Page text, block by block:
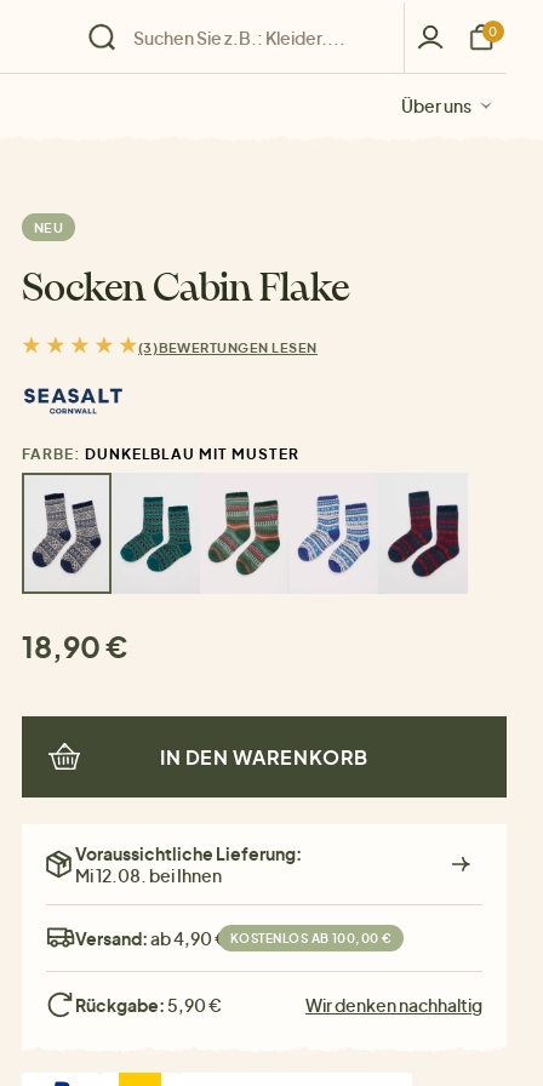
Über uns
Über uns
Über uns
Über uns
Über uns
0
NEU
Socken Cabin Flake
(3)BEWERTUNGEN LESEN
FARBE: DUNKELBLAU MIT MUSTER
18,90 €
IN DEN WARENKORB
Voraussichtliche Lieferung:
Mi 12.08. bei Ihnen
Versand:ab 4,90 € KOSTENLOS AB 100,00 €
Rückgabe: 5,90 € Wir denken nachhaltig